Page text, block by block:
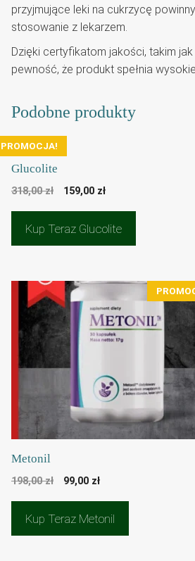
przyjmujące leki na cukrzycę
stosowanie z lekarzem.
Dzięki certyfikatom jakości, takim jak
pewność, że produkt spełnia
Podobne produkty
PROMOCJA!
Glucolite
318,00zł
Pierwotna
wynosiła:
159,00 złAktualna
wynosi:
Kup Teraz Glucolite
Metonil
198,00zł
Pierwotna
wynosiła:
99,00 złAktualna
wynosi:
Kup Teraz Metonil